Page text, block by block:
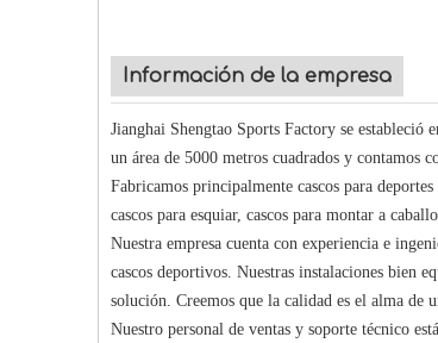
Información de la empresa
Jianghai Shengtao Sports Factory se estableció
un área de 5000 metros cuadrados y contamos
Fabricamos principalmente cascos para
cascos para esquiar, cascos para montar a
Nuestra empresa cuenta con experiencia e
cascos deportivos. Nuestras instalaciones bien
solución. Creemos que la calidad es el alma de
Nuestro personal de ventas y soporte técnico